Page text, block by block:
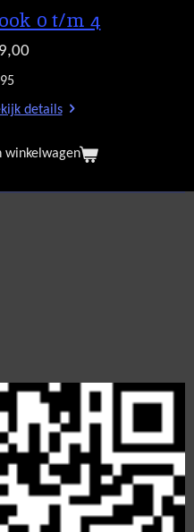
0 t/m 4
details
winkelwagen